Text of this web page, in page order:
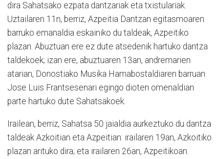
dira Sahatsako ezpata dantzariak eta txistulariak.
Uztailaren 11n, berriz, Azpeitia Dantzan egitasmoaren
barruko emanaldia eskainiko du taldeak, Azpeitiko
plazan. Abuztuan ere ez dute atsedenik hartuko dantza
taldekoek; izan ere, abuztuaren 13an, andremarien
atarian, Donostiako Musika Hamabostaldiaren barruan
Jose Luis Frantsesenari egingo dioten omenaldian
parte hartuko dute Sahatsakoek.
Irailean, berriz, Sahatsa 50 jaialdia aurkeztuko du dantza
taldeak Azkoitian eta Azpeitian: irailaren 19an, Azkoitiko
plazan arituko dira; eta irailaren 26an, Azpeitikoan.